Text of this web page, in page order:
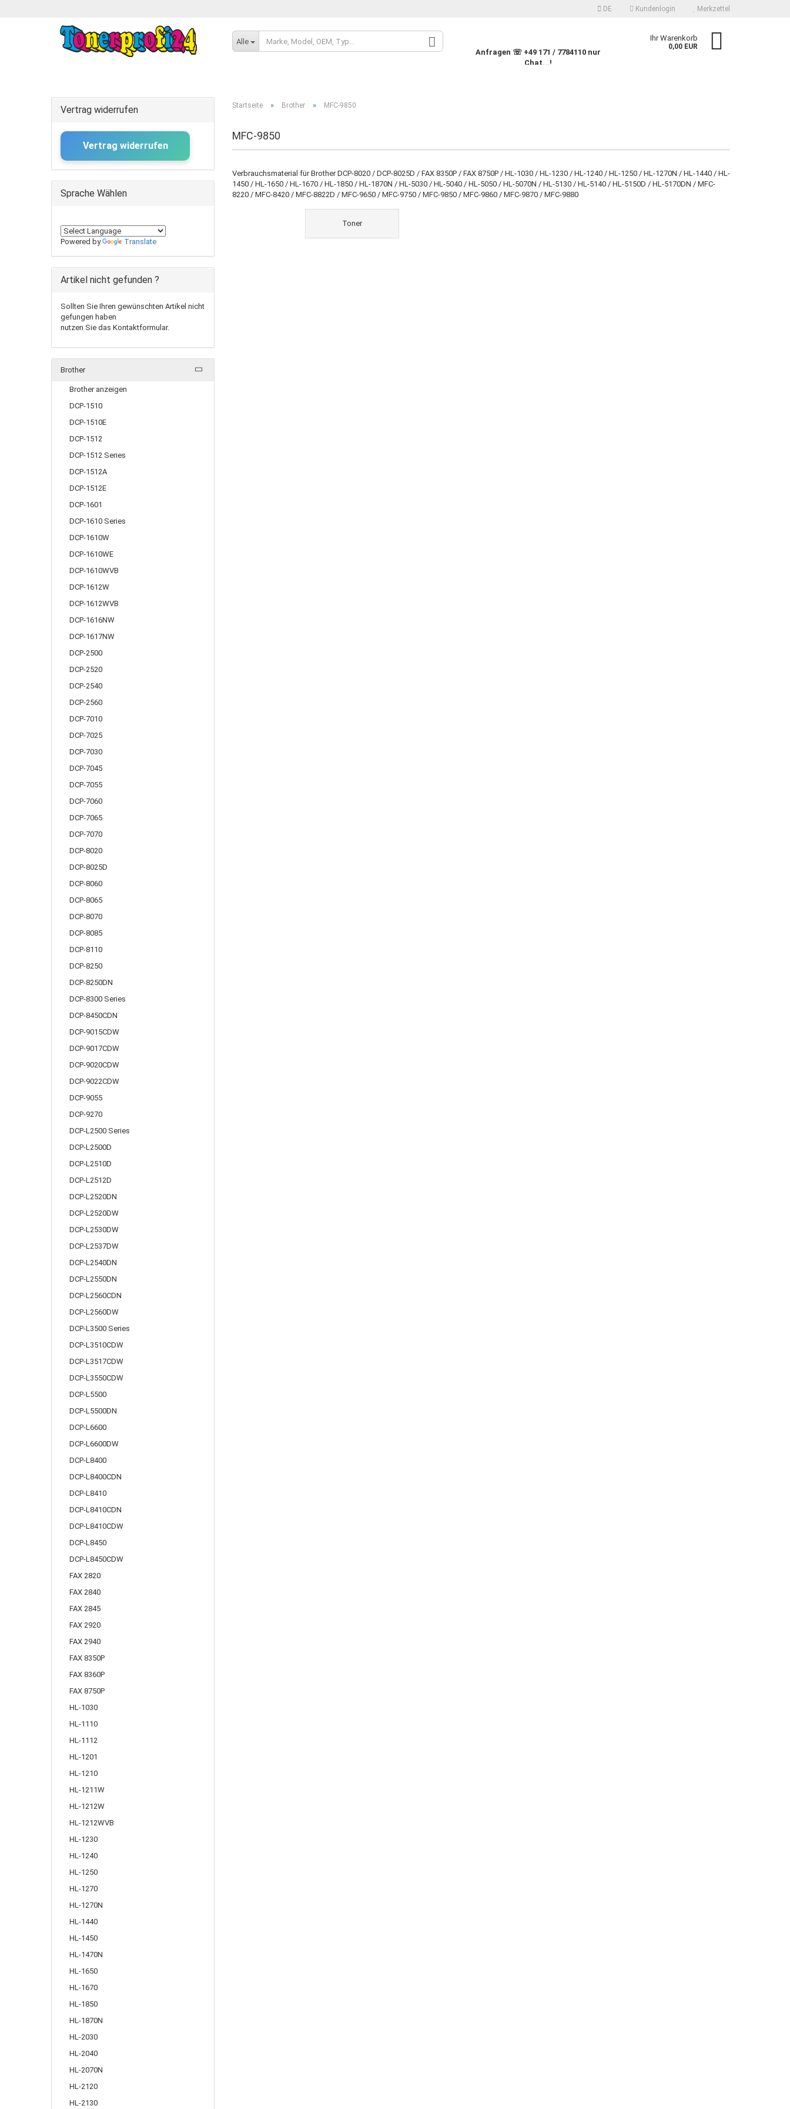
DE Kundenlogin
Konto erstellen
Passwort vergessen?
Merkzettel
Alle
Anfragen ☏ +49 171 / 7784110 nur
Chat...!
Ihr Warenkorb
0,00 EUR
Startseite » Brother » MFC-9850
MFC-9850
Verbrauchsmaterial für Brother DCP-8020 / DCP-8025D / FAX 8350P / FAX 8750P / HL-1030 / HL-1230 / HL-1240 / HL-1250 / HL-1270N / HL-1440 / HL-
1450 / HL-1650 / HL-1670 / HL-1850 / HL-1870N / HL-5030 / HL-5040 / HL-5050 / HL-5070N / HL-5130 / HL-5140 / HL-5150D / HL-5170DN / MFC-
8220 / MFC-8420 / MFC-8822D / MFC-9650 / MFC-9750 / MFC-9850 / MFC-9860 / MFC-9870 / MFC-9880
Toner
Vertrag widerrufen
Vertrag widerrufen
Sprache Wählen
Powered by Translate
Artikel nicht gefunden ?
Sollten Sie Ihren gewünschten Artikel nicht
gefungen haben
nutzen Sie das Kontaktformular.
Brother
Brother anzeigen
DCP-1510
DCP-1510E
DCP-1512
DCP-1512 Series
DCP-1512A
DCP-1512E
DCP-1601
DCP-1610 Series
DCP-1610W
DCP-1610WE
DCP-1610WVB
DCP-1612W
DCP-1612WVB
DCP-1616NW
DCP-1617NW
DCP-2500
DCP-2520
DCP-2540
DCP-2560
DCP-7010
DCP-7025
DCP-7030
DCP-7045
DCP-7055
DCP-7060
DCP-7065
DCP-7070
DCP-8020
DCP-8025D
DCP-8060
DCP-8065
DCP-8070
DCP-8085
DCP-8110
DCP-8250
DCP-8250DN
DCP-8300 Series
DCP-8450CDN
DCP-9015CDW
DCP-9017CDW
DCP-9020CDW
DCP-9022CDW
DCP-9055
DCP-9270
DCP-L2500 Series
DCP-L2500D
DCP-L2510D
DCP-L2512D
DCP-L2520DN
DCP-L2520DW
DCP-L2530DW
DCP-L2537DW
DCP-L2540DN
DCP-L2550DN
DCP-L2560CDN
DCP-L2560DW
DCP-L3500 Series
DCP-L3510CDW
DCP-L3517CDW
DCP-L3550CDW
DCP-L5500
DCP-L5500DN
DCP-L6600
DCP-L6600DW
DCP-L8400
DCP-L8400CDN
DCP-L8410
DCP-L8410CDN
DCP-L8410CDW
DCP-L8450
DCP-L8450CDW
FAX 2820
FAX 2840
FAX 2845
FAX 2920
FAX 2940
FAX 8350P
FAX 8360P
FAX 8750P
HL-1030
HL-1110
HL-1112
HL-1201
HL-1210
HL-1211W
HL-1212W
HL-1212WVB
HL-1230
HL-1240
HL-1250
HL-1270
HL-1270N
HL-1440
HL-1450
HL-1470N
HL-1650
HL-1670
HL-1850
HL-1870N
HL-2030
HL-2040
HL-2070N
HL-2120
HL-2130